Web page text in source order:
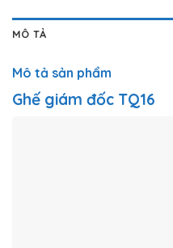
MÔ TẢ
Mô tả sản phẩm
Ghế giám đốc TQ16